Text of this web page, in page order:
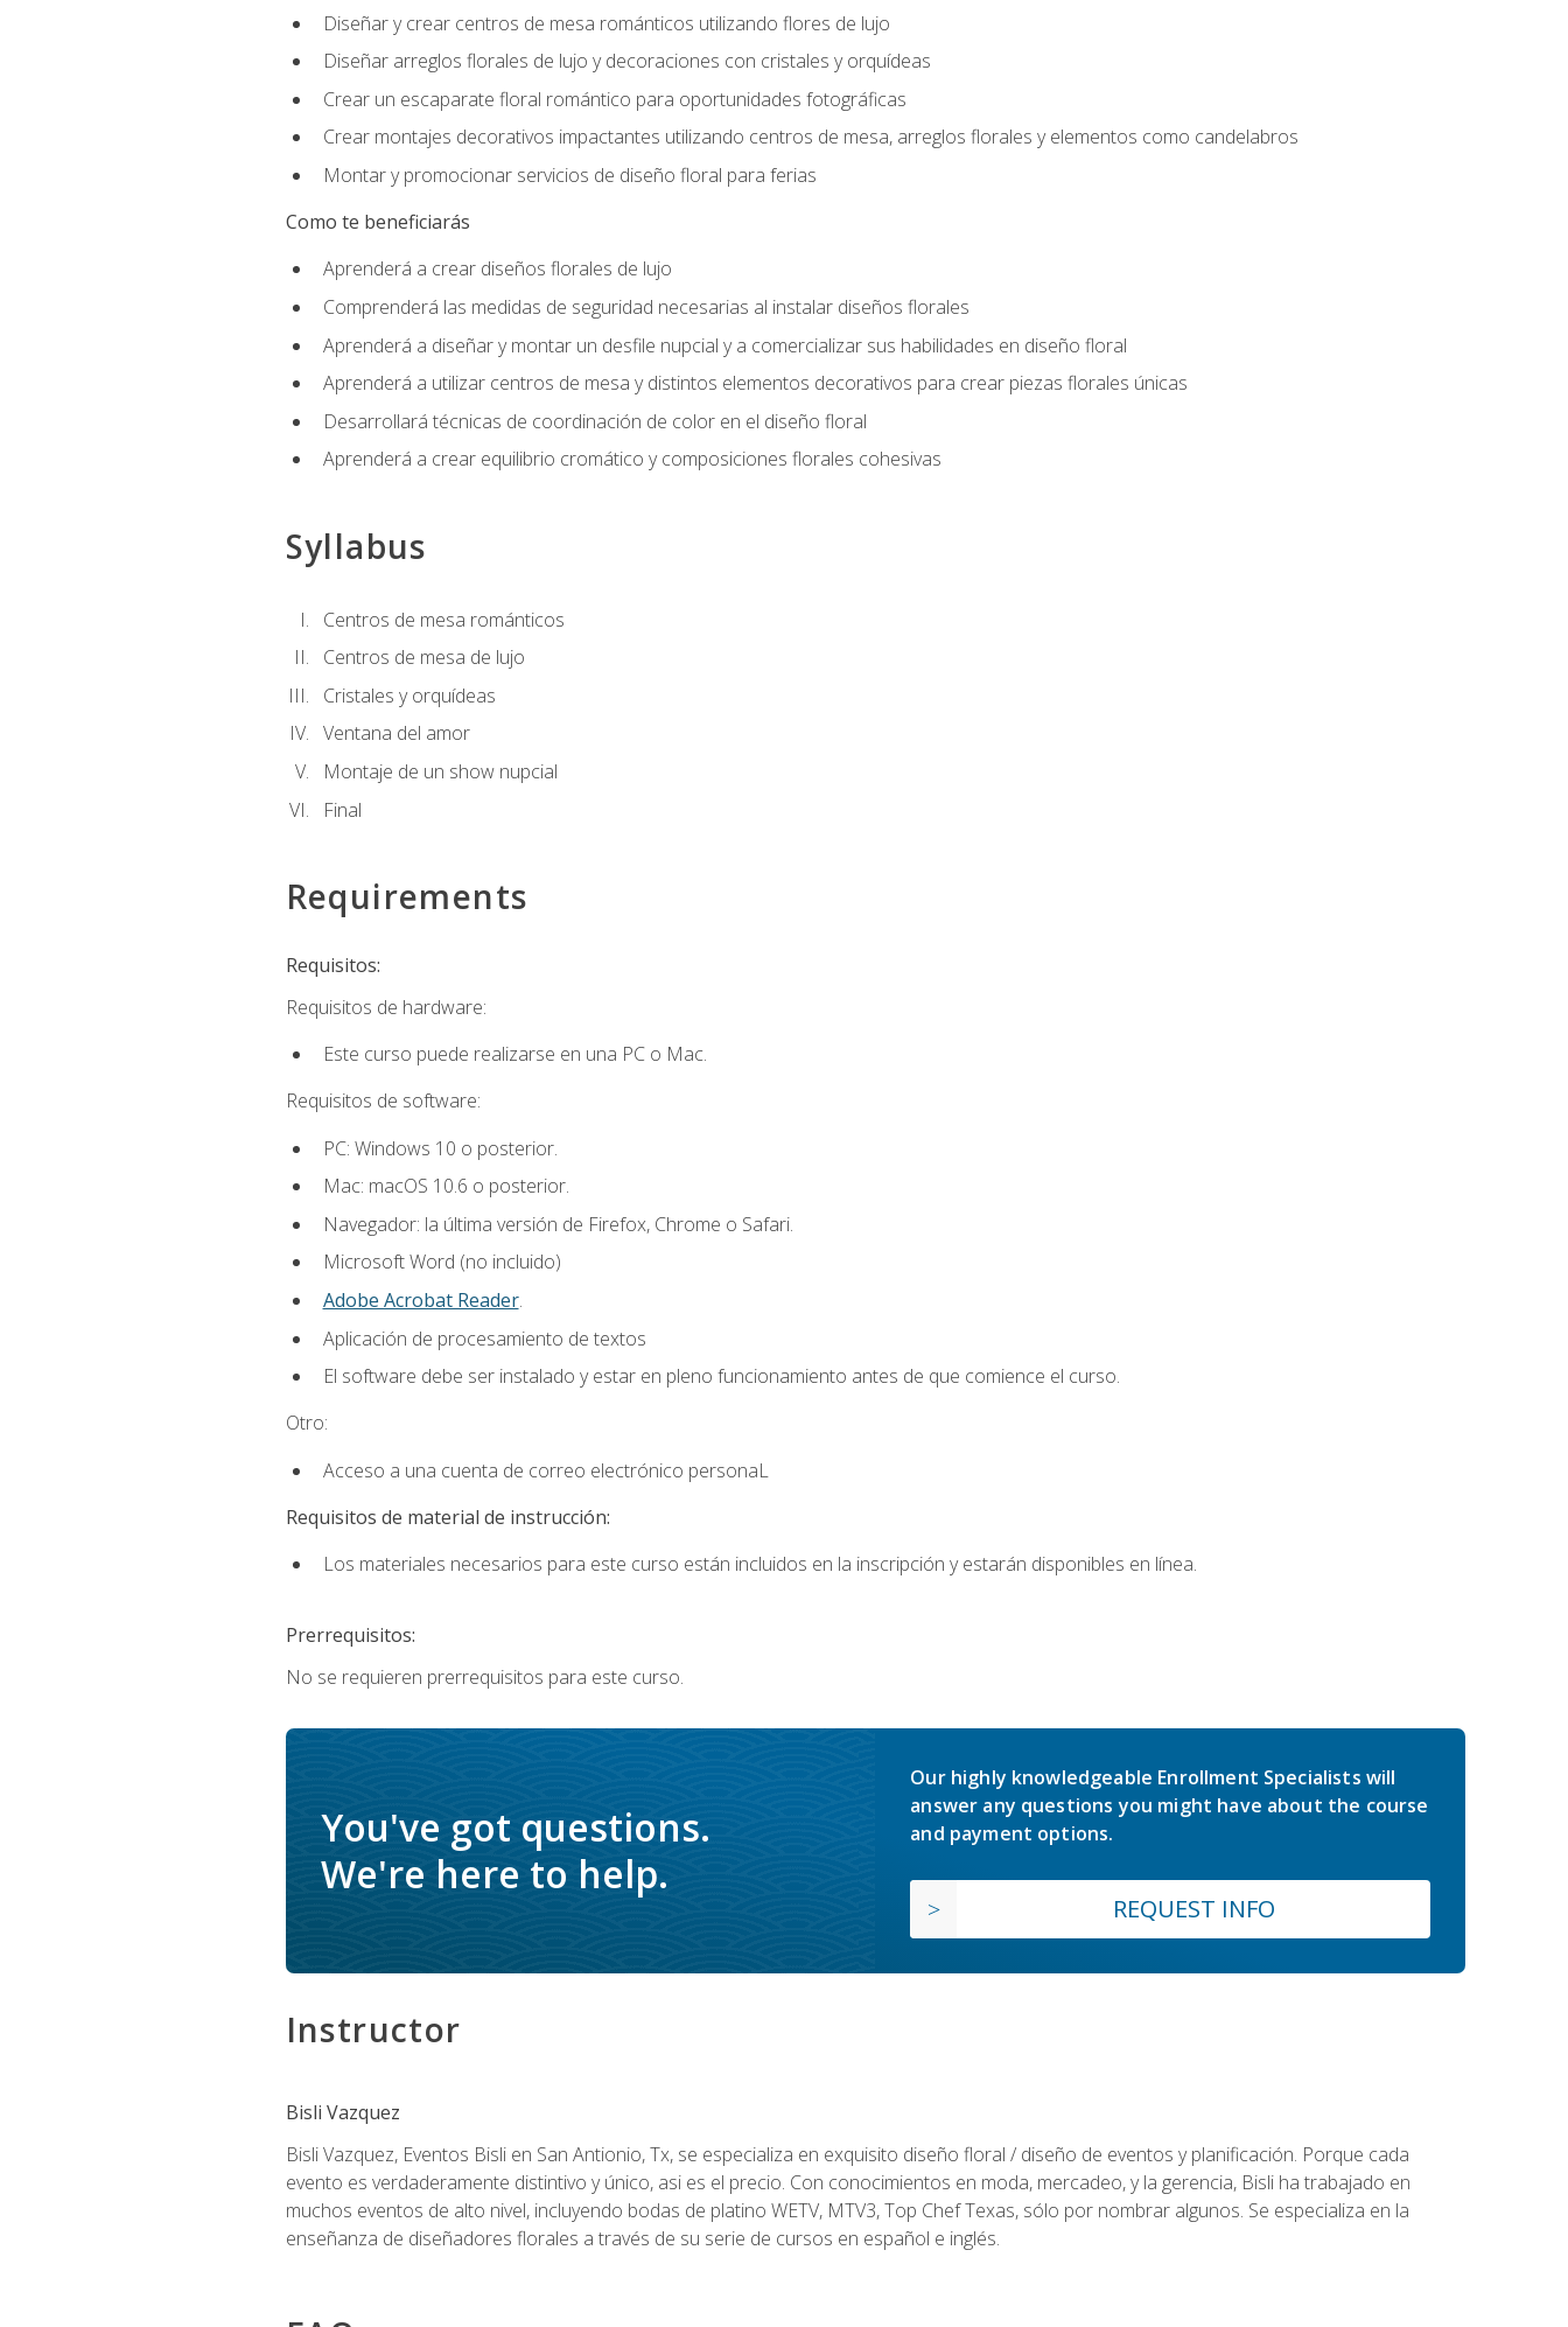
Diseñar y crear centros de mesa románticos utilizando flores de lujo
Diseñar arreglos florales de lujo y decoraciones con cristales y orquídeas
Crear un escaparate floral romántico para oportunidades fotográficas
Crear montajes decorativos impactantes utilizando centros de mesa, arreglos florales y elementos como candelabros
Montar y promocionar servicios de diseño floral para ferias
Como te beneficiarás
Aprenderá a crear diseños florales de lujo
Comprenderá las medidas de seguridad necesarias al instalar diseños florales
Aprenderá a diseñar y montar un desfile nupcial y a comercializar sus habilidades en diseño floral
Aprenderá a utilizar centros de mesa y distintos elementos decorativos para crear piezas florales únicas
Desarrollará técnicas de coordinación de color en el diseño floral
Aprenderá a crear equilibrio cromático y composiciones florales cohesivas
Syllabus
Centros de mesa románticos
Centros de mesa de lujo
Cristales y orquídeas
Ventana del amor
Montaje de un show nupcial
Final
Requirements
Requisitos:
Requisitos de hardware:
Este curso puede realizarse en una PC o Mac.
Requisitos de software:
PC: Windows 10 o posterior.
Mac: macOS 10.6 o posterior.
Navegador: la última versión de Firefox, Chrome o Safari.
Microsoft Word (no incluido)
Adobe Acrobat Reader.
Aplicación de procesamiento de textos
El software debe ser instalado y estar en pleno funcionamiento antes de que comience el curso.
Otro:
Acceso a una cuenta de correo electrónico personaL
Requisitos de material de instrucción:
Los materiales necesarios para este curso están incluidos en la inscripción y estarán disponibles en línea.
Prerrequisitos:
No se requieren prerrequisitos para este curso.
You've got questions.
We're here to help.
Our highly knowledgeable Enrollment Specialists will
answer any questions you might have about the course
and payment options.
REQUEST INFO
Instructor
Bisli Vazquez
Bisli Vazquez, Eventos Bisli en San Antionio, Tx, se especializa en exquisito diseño floral / diseño de eventos y planificación. Porque cada
evento es verdaderamente distintivo y único, asi es el precio. Con conocimientos en moda, mercadeo, y la gerencia, Bisli ha trabajado en
muchos eventos de alto nivel, incluyendo bodas de platino WETV, MTV3, Top Chef Texas, sólo por nombrar algunos. Se especializa en la
enseñanza de diseñadores florales a través de su serie de cursos en español e inglés.